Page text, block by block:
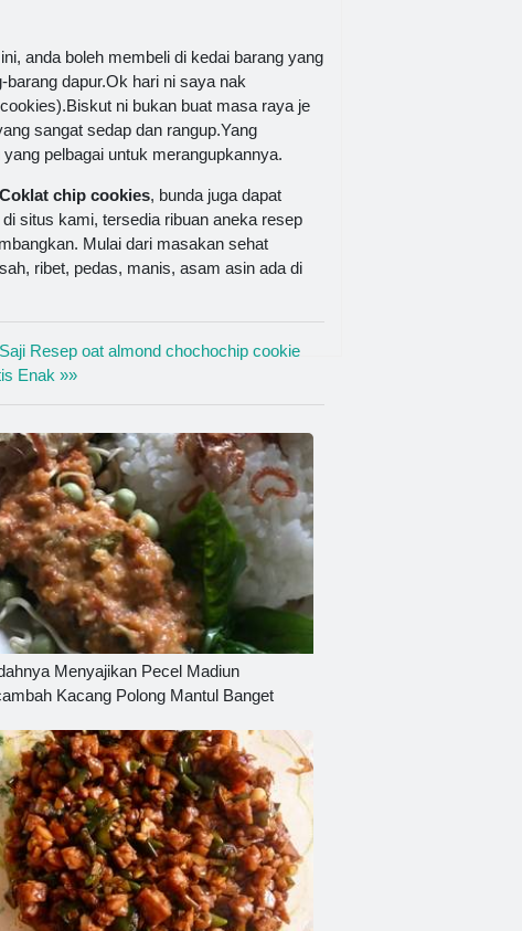
anda boleh membeli di kedai barang yang
dapur.Ok hari ni saya nak
ni bukan buat masa raya je
sangat sedap dan rangup.Yang
pelbagai untuk merangupkannya.
chip cookies, bunda juga dapat
situs kami, tersedia ribuan aneka resep
Mulai dari masakan sehat
ribet, pedas, manis, asam asin ada di
Resep oat almond chochochip cookie
Enak »»
Menyajikan Pecel Madiun
Kacang Polong Mantul Banget